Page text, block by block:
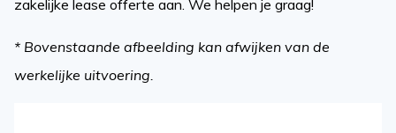
zakelijke lease offerte aan. We helpen je graag!
* Bovenstaande afbeelding kan afwijken van de
werkelijke uitvoering.